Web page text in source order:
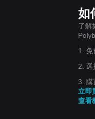
如
了解
1. 免
2. 選
3. 購
立即
查看